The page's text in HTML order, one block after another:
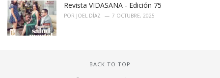
Revista VIDASANA - Edición 75
POR JOEL DÍAZ 7 OCTUBRE, 2025
BACK TO TOP